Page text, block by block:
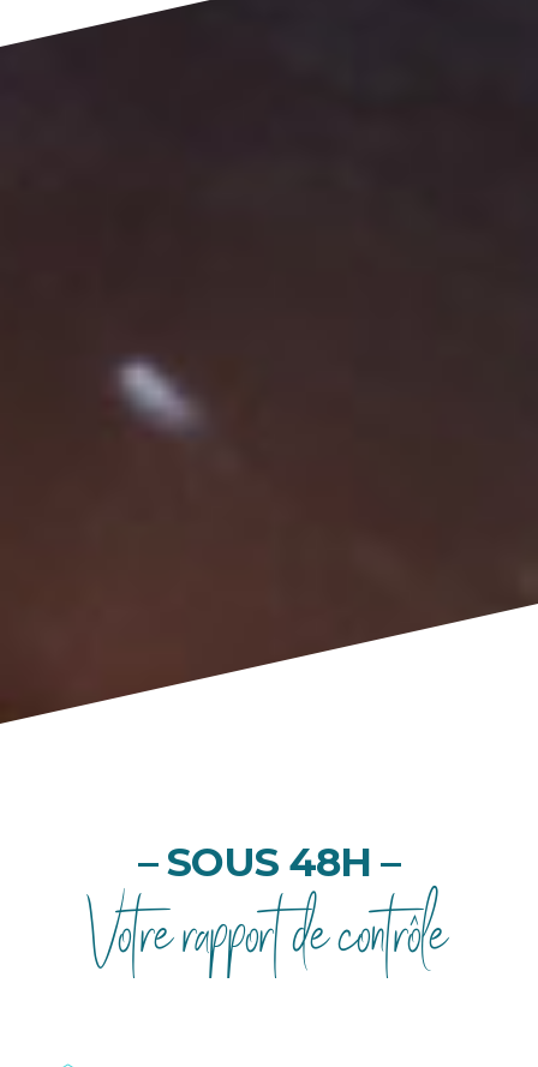
– SOUS 48H –
Votre rapport de contrôle